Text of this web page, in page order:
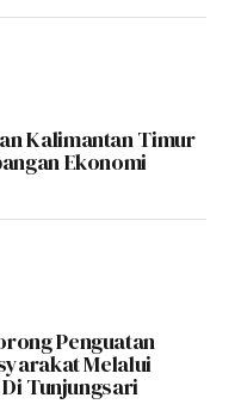
Kalimantan Timur
Ekonomi
Penguatan
Melalui
Di Tunjungsari